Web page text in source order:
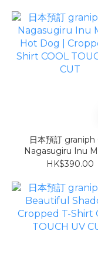
日本預訂 graniph
Nagasugiru Inu
Hot Dog |
CUT
HK$390.00